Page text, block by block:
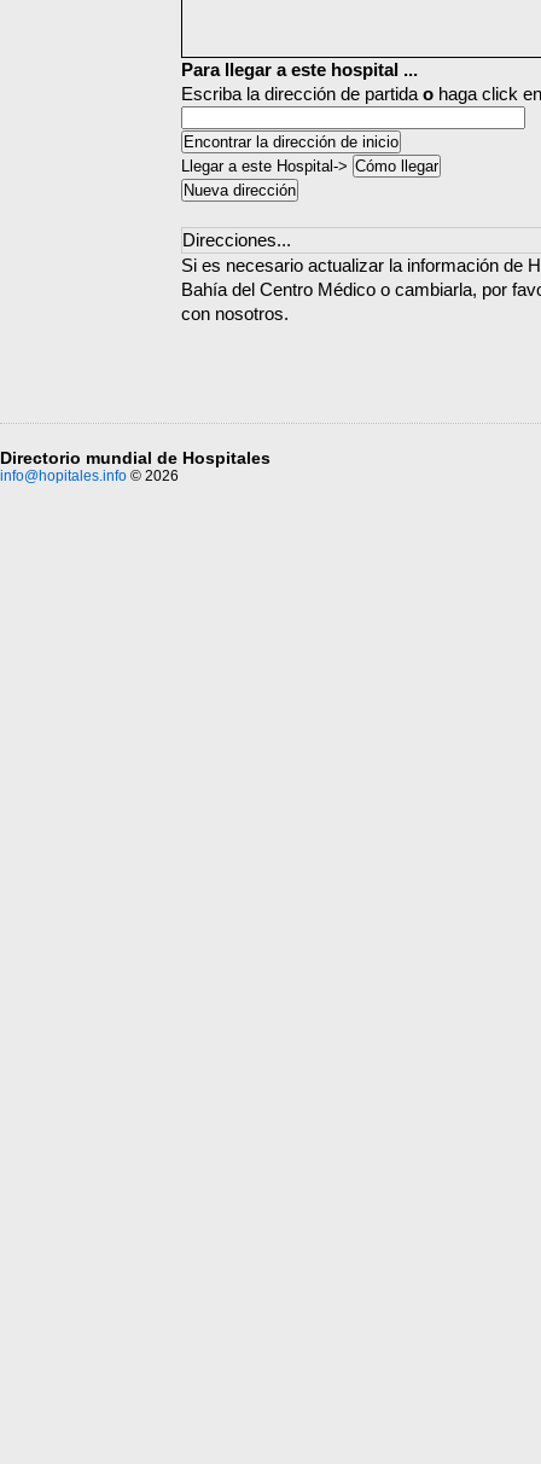
Para llegar a este hospital ...
Escriba la dirección de partida o haga click
Llegar a este Hospital->
Direcciones...
Si es necesario actualizar la información de
Bahía del Centro Médico o cambiarla, por
con nosotros.
Directorio mundial de Hospitales
info@hopitales.info © 2026